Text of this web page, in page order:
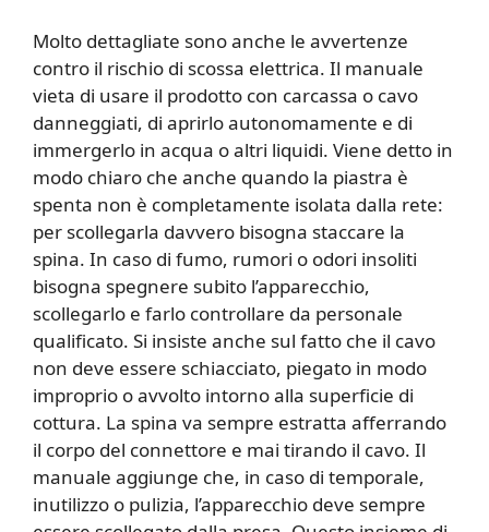
Molto dettagliate sono anche le avvertenze
contro il rischio di scossa elettrica. Il manuale
vieta di usare il prodotto con carcassa o cavo
danneggiati, di aprirlo autonomamente e di
immergerlo in acqua o altri liquidi. Viene detto in
modo chiaro che anche quando la piastra è
spenta non è completamente isolata dalla rete:
per scollegarla davvero bisogna staccare la
spina. In caso di fumo, rumori o odori insoliti
bisogna spegnere subito l’apparecchio,
scollegarlo e farlo controllare da personale
qualificato. Si insiste anche sul fatto che il cavo
non deve essere schiacciato, piegato in modo
improprio o avvolto intorno alla superficie di
cottura. La spina va sempre estratta afferrando
il corpo del connettore e mai tirando il cavo. Il
manuale aggiunge che, in caso di temporale,
inutilizzo o pulizia, l’apparecchio deve sempre